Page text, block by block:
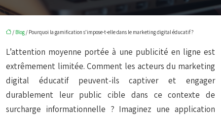
/ Blog / Pourquoi la gamification s’impose-t-elle dans le marketing digital éducatif ?
L’attention moyenne portée à une publicité en ligne est
extrêmement limitée. Comment les acteurs du marketing
digital éducatif peuvent-ils captiver et engager
durablement leur public cible dans ce contexte de
surcharge informationnelle ? Imaginez une application